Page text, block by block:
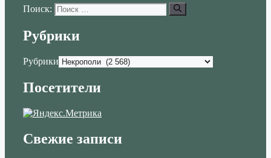
Поиск:
Рубрики
Рубрики
Посетители
Свежие записи